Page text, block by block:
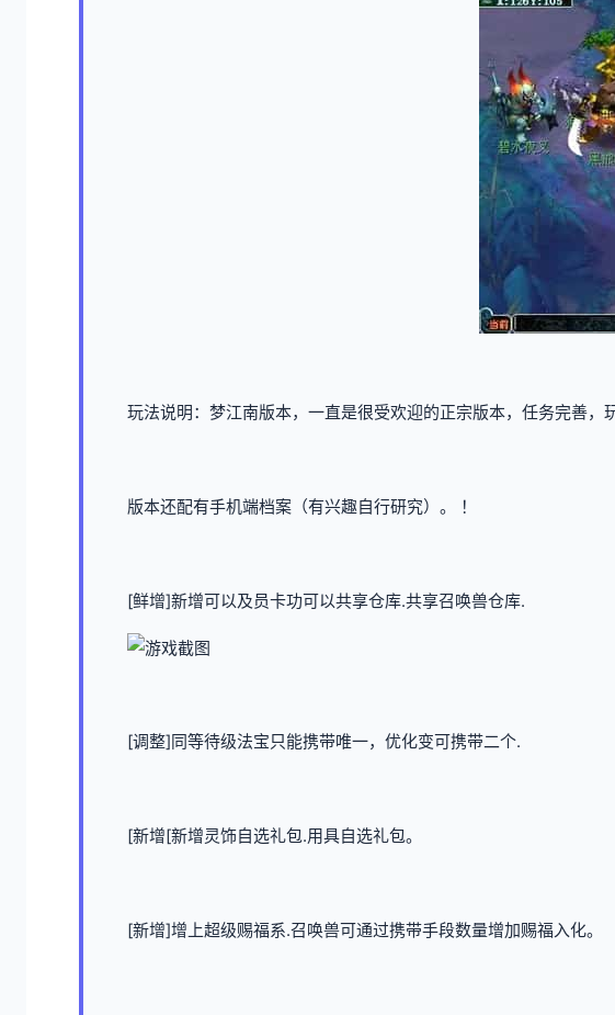
玩法说明：梦江南版本，一直是很受欢迎的正宗版本，任务完善
版本还配有手机端档案（有兴趣自行研究）。 ！
[鲜增]新增可以及员卡功可以共享仓库.共享召唤兽仓库.
[调整]同等待级法宝只能携带唯一，优化变可携带二个.
[新增[新增灵饰自选礼包.用具自选礼包。
[新增]增上超级赐福系.召唤兽可通过携带手段数量增加赐福入化。